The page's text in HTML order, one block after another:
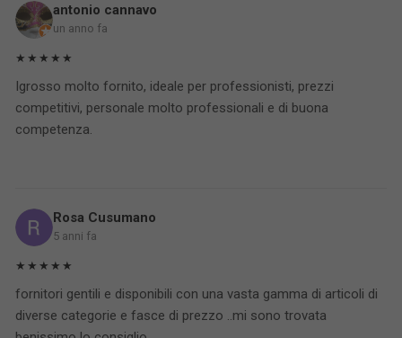
antonio cannavo
un anno fa
★★★★★
Igrosso molto fornito, ideale per professionisti, prezzi
competitivi, personale molto professionali e di buona
competenza.
Rosa Cusumano
5 anni fa
★★★★★
fornitori gentili e disponibili con una vasta gamma di articoli di
diverse categorie e fasce di prezzo ..mi sono trovata